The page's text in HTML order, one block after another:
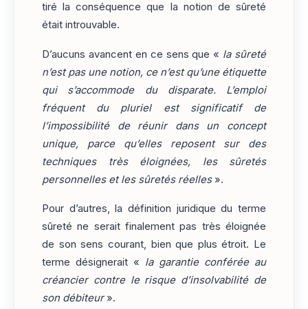
tiré la conséquence que la notion de sûreté
était introuvable.
D’aucuns avancent en ce sens que « la sûreté
n’est pas une notion, ce n’est qu’une étiquette
qui s’accommode du disparate. L’emploi
fréquent du pluriel est significatif de
l’impossibilité de réunir dans un concept
unique, parce qu’elles reposent sur des
techniques très éloignées, les sûretés
personnelles et les sûretés réelles».
Pour d’autres, la définition juridique du terme
sûreté ne serait finalement pas très éloignée
de son sens courant, bien que plus étroit. Le
terme désignerait « la garantie conférée au
créancier contre le risque d’insolvabilité de
son débiteur».